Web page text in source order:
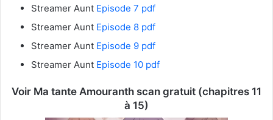
Streamer Aunt Episode 7 pdf
Streamer Aunt Episode 8 pdf
Streamer Aunt Episode 9 pdf
Streamer Aunt Episode 10 pdf
Voir Ma tante Amouranth scan gratuit (chapitres 11
à 15)